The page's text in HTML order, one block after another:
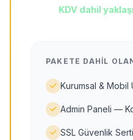
KDV dahil
PAKETE DAHIL
Kurumsal & Mobil
Admin Paneli —
SSL Güvenlik